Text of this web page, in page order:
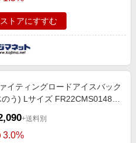
ストアにすすむ
イティングロードアイスバック
のう) Lサイズ FR22CMS0148
+送料別
3.0%